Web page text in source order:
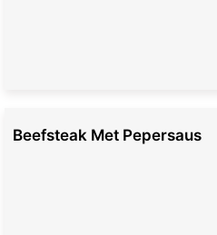
Beefsteak Met Pepersaus